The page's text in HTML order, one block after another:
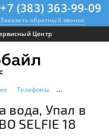
+7 (383) 363-99-09
Заказать обратный звонок
Центр
Телефоны Intex TURBO
вода, Упал в
SELFIE 18